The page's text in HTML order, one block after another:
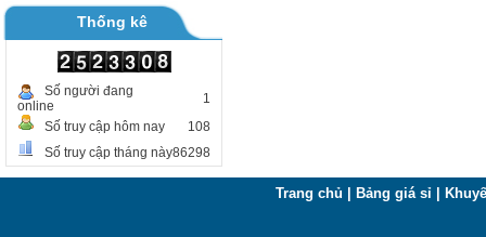
Thống kê
Số người đang
online
1
Số truy cập hôm nay
108
Số truy cập tháng này86298
Trang chủ Bảng giá sỉ